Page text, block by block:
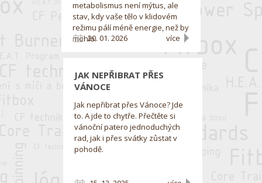
metabolismus není mýtus, ale
stav, kdy vaše tělo v klidovém
režimu pálí méně energie, než by
mohlo.20. 01. 2026 více
JAK NEPŘIBRAT PŘES
VÁNOCE
Jak nepřibrat přes Vánoce? Jde
to. A jde to chytře. Přečtěte si
vánoční patero jednoduchých
rad, jak i přes svátky zůstat v
pohodě.